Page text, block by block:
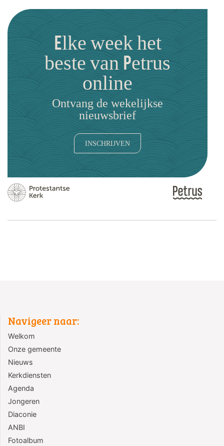
Elke week het
beste van Petrus
online
Ontvang de wekelijkse
nieuwsbrief
INSCHRIJVEN
Navigeer naar:
Welkom
Onze gemeente
Nieuws
Kerkdiensten
Agenda
Jongeren
Diaconie
ANBI
Fotoalbum